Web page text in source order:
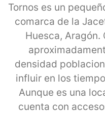
Tornos es un
comarca de la
Huesca, Aragón.
densidad
influir en los
Aunque es una
cuenta con